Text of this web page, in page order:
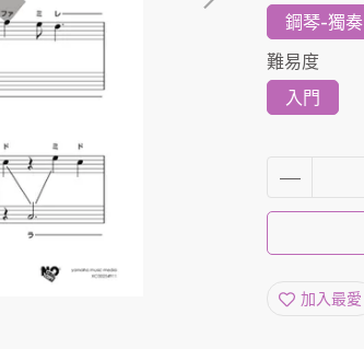
鋼琴-獨奏
難易度
入門
加入最愛